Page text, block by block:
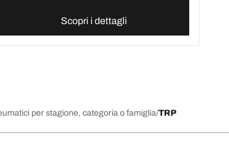
Scopri i dettagli
per stagione, categoria o famiglia TRP